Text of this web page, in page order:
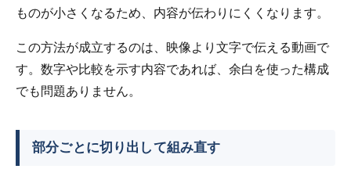
ものが小さくなるため、内容が伝わりにくくなります。
この方法が成立するのは、映像より文字で伝える動画で
す。数字や比較を示す内容であれば、余白を使った構成
でも問題ありません。
部分ごとに切り出して組み直す